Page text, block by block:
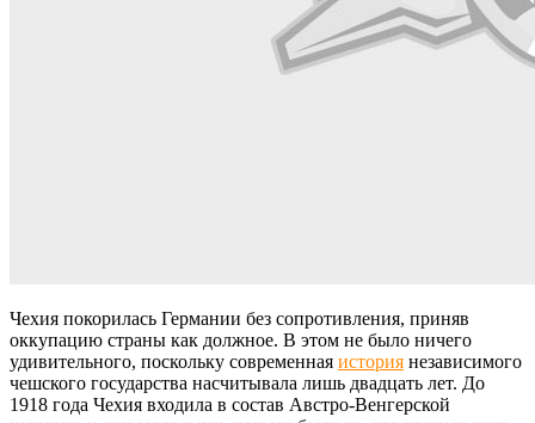
Чехия покорилась Германии без сопротивления, приняв
оккупацию страны как должное. В этом не было ничего
удивительного, поскольку современная история независимого
чешского государства насчитывала лишь двадцать лет. До
1918 года Чехия входила в состав Австро-Венгерской